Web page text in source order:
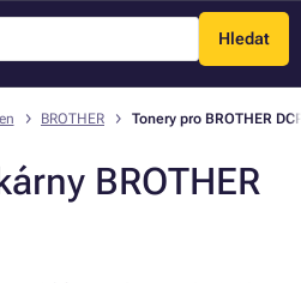
Hledat
Menu
BROTHER Tonery pro BROTHER
BROTHER